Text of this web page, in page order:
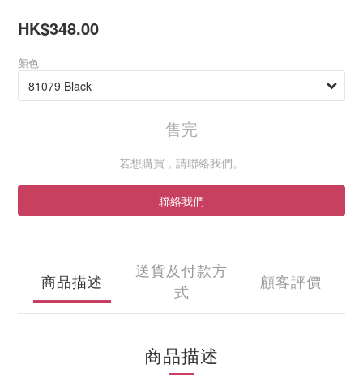
HK$348.00
顏色
售完
若想購買，請聯絡我們。
聯絡我們
商品描述
送貨及付款方
式
顧客評價
商品描述